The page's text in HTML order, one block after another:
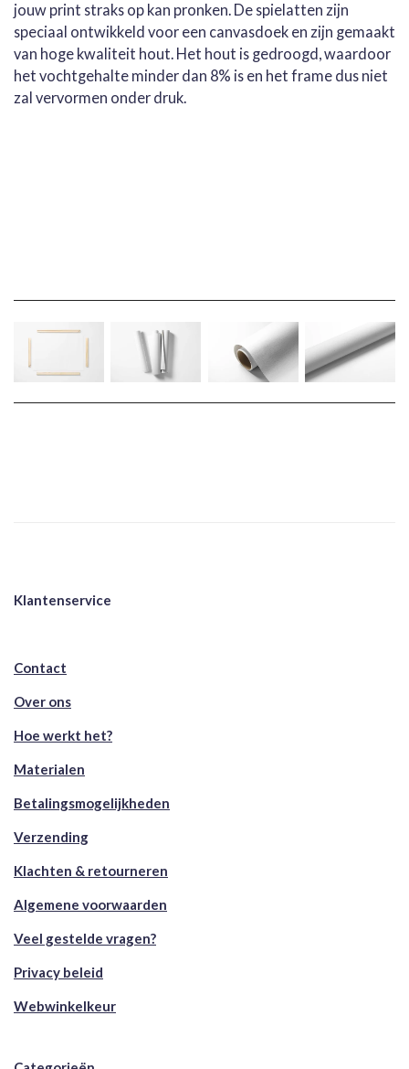
jouw print straks op kan pronken. De spielatten zijn
speciaal ontwikkeld voor een canvasdoek en zijn gemaakt
van hoge kwaliteit hout. Het hout is gedroogd, waardoor
het vochtgehalte minder dan 8% is en het frame dus niet
zal vervormen onder druk.
Klantenservice
Contact
Over ons
Hoe werkt het?
Materialen
Betalingsmogelijkheden
Verzending
Klachten & retourneren
Algemene voorwaarden
Veel gestelde vragen?
Privacy beleid
Webwinkelkeur